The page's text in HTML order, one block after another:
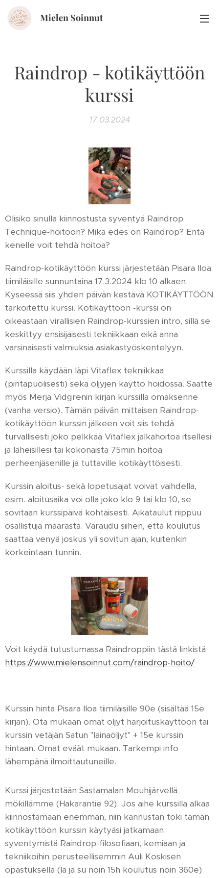
Mielen Soinnut
Raindrop - kotikäyttöön
kurssi
17.03.2024
Olisiko sinulla kiinnostusta syventyä Raindrop
Technique-hoitoon? Mikä edes on Raindrop? Entä
kenelle voit tehdä hoitoa?
Raindrop-kotikäyttöön kurssi järjestetään Pisara Iloa
tiimiläisille sunnuntaina 17.3.2024 klo 10 alkaen.
Kyseessä siis yhden päivän kestävä KOTIKÄYTTÖÖN
tarkoitettu kurssi. Kotikäyttöön -kurssi on
oikeastaan virallisien Raindrop-kurssien intro, sillä se
keskittyy ensisijaisesti tekniikkaan eikä anna
varsinaisesti valmiuksia asiakastyöskentelyyn.
Kurssilla käydään läpi Vitaflex tekniikkaa
(pintapuolisesti) sekä öljyjen käyttö hoidossa. Saatte
myös Merja Vidgrenin kirjan kurssilla omaksenne
(vanha versio). Tämän päivän mittaisen Raindrop-
kotikäyttöön kurssin jälkeen voit siis tehdä
turvallisesti joko pelkkää Vitaflex jalkahoitoa itsellesi
ja läheisillesi tai kokonaista 75min hoitoa
perheenjäsenille ja tuttaville kotikäyttöisesti.
Kurssin aloitus- sekä lopetusajat voivat vaihdella,
esim. aloitusaika voi olla joko klo 9 tai klo 10, se
sovitaan kurssipäivä kohtaisesti. Aikataulut riippuu
osallistuja määrästä. Varaudu siihen, että koulutus
saattaa venyä joskus yli sovitun ajan, kuitenkin
korkeintaan tunnin.
Voit käydä tutustumassa Raindroppiin tästä linkistä:
https://www.mielensoinnut.com/raindrop-hoito/
Kurssin hinta Pisara Iloa tiimiläisille 90e (sisältää 15e
kirjan). Ota mukaan omat öljyt harjoituskäyttöön tai
kurssin vetäjän Satun "lainaöljyt" + 15e kurssin
hintaan. Omat eväät mukaan. Tarkempi info
lähempänä ilmoittautuneille.
Kurssi järjestetään Sastamalan Mouhijärvellä
mökillämme (Hakarantie 92). Jos aihe kurssilla alkaa
kiinnostamaan enemmän, niin kannustan toki tämän
kotikäyttöön kurssin käytyäsi jatkamaan
syventymistä Raindrop-filosofiaan, kemiaan ja
tekniikoihin perusteellisemmin Auli Koskisen
opastuksella (la ja su noin 15h koulutus noin 360e)